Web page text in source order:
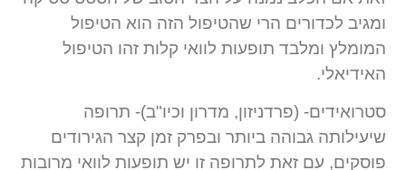
ומגיב לכדורים הרי שהטיפול הזה הוא הטיפול
המומלץ ומלבד תופעות לוואי קלות זהו הטיפול
האידיאלי.
סטרואידים- (פרדניזון, מדרון וכיו"ב)- תרופה
שיעילותה גבוהה ביותר ובפרק זמן קצר הגירודים
פוסקים, עם זאת לתרופה זו יש תופעות לוואי מרובות